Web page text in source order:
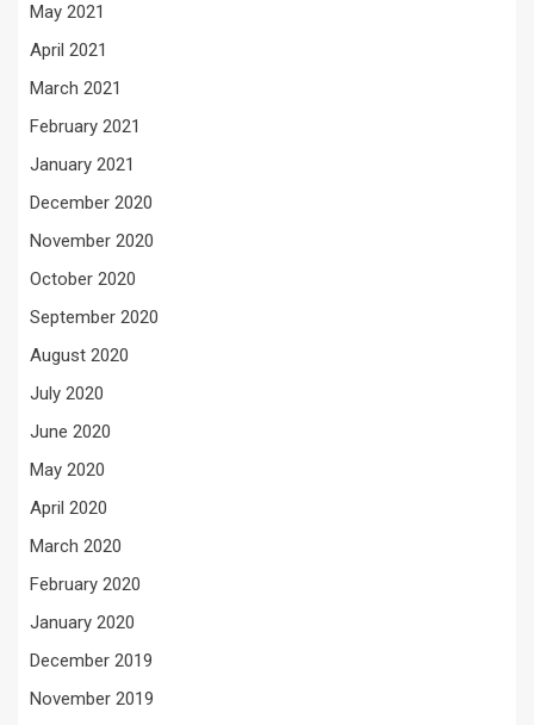
May 2021
April 2021
March 2021
February 2021
January 2021
December 2020
November 2020
October 2020
September 2020
August 2020
July 2020
June 2020
May 2020
April 2020
March 2020
February 2020
January 2020
December 2019
November 2019